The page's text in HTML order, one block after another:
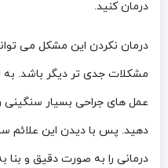
درمان کنید.
درمان نکردن این مشکل می‌
مشکلات جدی‌ تر دیگر باشد.
عمل‌ های جراحی بسیار سنگینی
دهید. پس با دیدن این علائم
درمانی را به صورت دقیق و